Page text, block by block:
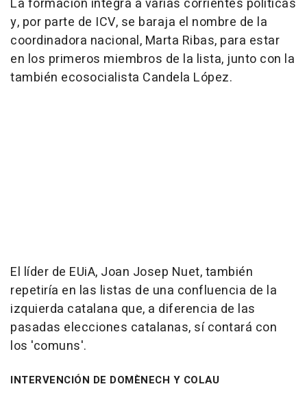
La formación integra a varias corrientes políticas
y, por parte de ICV, se baraja el nombre de la
coordinadora nacional, Marta Ribas, para estar
en los primeros miembros de la lista, junto con la
también ecosocialista Candela López.
El líder de EUiA, Joan Josep Nuet, también
repetiría en las listas de una confluencia de la
izquierda catalana que, a diferencia de las
pasadas elecciones catalanas, sí contará con
los 'comuns'.
INTERVENCIÓN DE DOMÈNECH Y COLAU